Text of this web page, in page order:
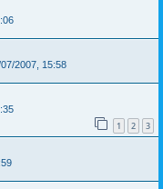
07/2007, 15:58
1 2 3